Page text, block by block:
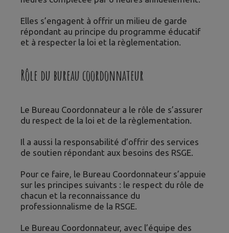
Elles s’engagent à offrir un milieu de garde
répondant au principe du programme éducatif
et à respecter la loi et la règlementation.
Rôle du bureau coordonnateur
Le Bureau Coordonnateur a le rôle de s’assurer
du respect de la loi et de la règlementation.
Il a aussi la responsabilité d’offrir des services
de soutien répondant aux besoins des RSGE.
Pour ce faire, le Bureau Coordonnateur s’appuie
sur les principes suivants : le respect du rôle de
chacun et la reconnaissance du
professionnalisme de la RSGE.
Le Bureau Coordonnateur, avec l’équipe des